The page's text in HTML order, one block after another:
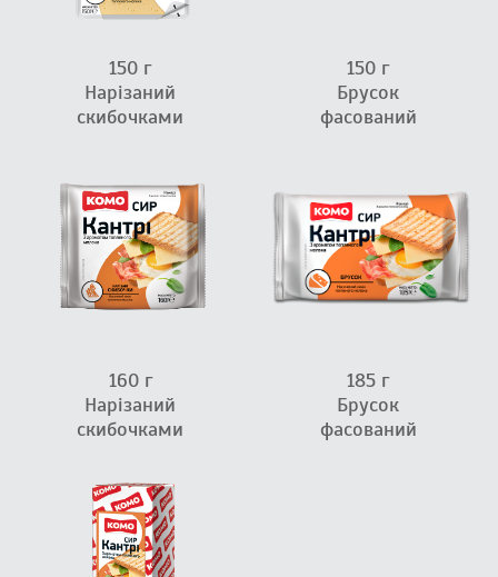
150 г
Нарізаний
скибочками
150 г
Брусок
фасований
160 г
Нарізаний
скибочками
185 г
Брусок
фасований